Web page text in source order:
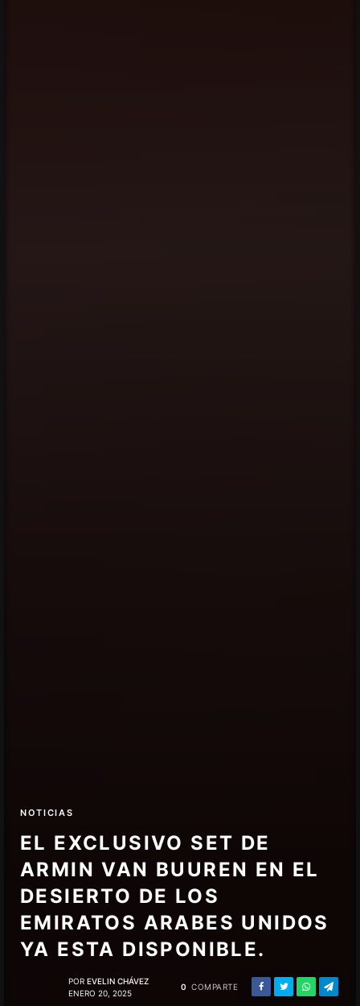
NOTICIAS
EL EXCLUSIVO SET DE
ARMIN VAN BUUREN EN EL
DESIERTO DE LOS
EMIRATOS ARABES UNIDOS
YA ESTA DISPONIBLE.
POR EVELIN CHÁVEZ
ENERO 20, 2025
0 COMPARTE